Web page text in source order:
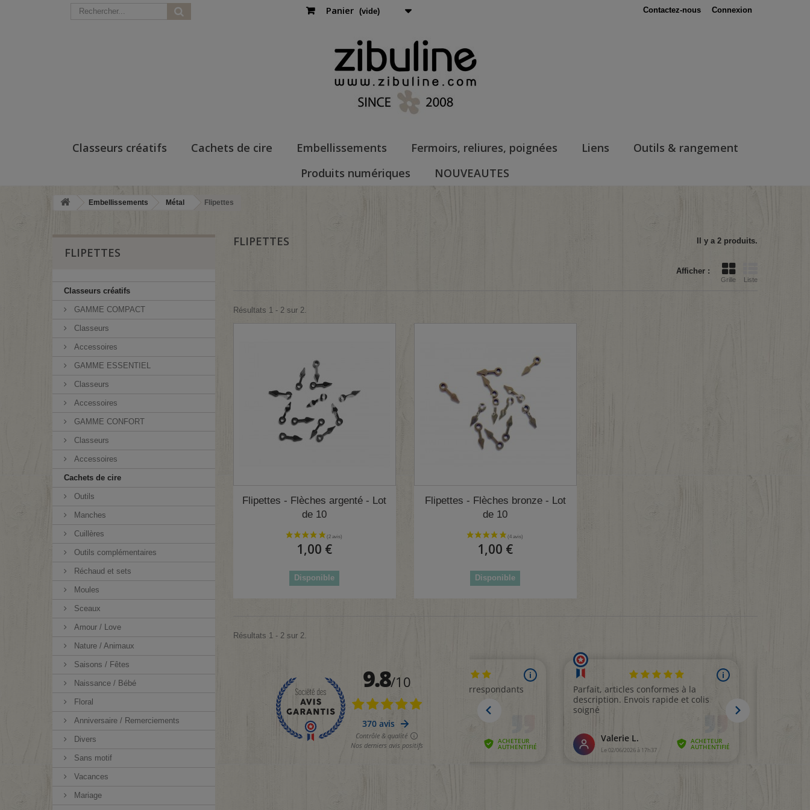
Connexion
Contactez-nous
Panier (vide)
Classeurs créatifs Cachets de cire Embellissements Fermoirs, reliures, poignées Liens
Outils & rangement
Produits numériques
NOUVEAUTES
Embellissements Métal Flipettes
FLIPETTES
Classeurs créatifs
GAMME COMPACT
Classeurs
Accessoires
GAMME ESSENTIEL
Classeurs
Accessoires
GAMME CONFORT
Classeurs
Accessoires
Cachets de cire
Outils
Manches
Cuillères
Outils complémentaires
Réchaud et sets
Moules
Sceaux
Amour / Love
Nature / Animaux
Saisons / Fêtes
Naissance / Bébé
Floral
Anniversaire / Remerciements
Divers
Sans motif
Vacances
Mariage
FLIPETTES Il y a 2 produits.
Afficher :
Grille Liste
Résultats 1 - 2 sur 2.
Flipettes - Flèches argenté - Lot
de 10
1,00 €
Disponible
Flipettes - Flèches bronze - Lot
de 10
1,00 €
Disponible
Résultats 1 - 2 sur 2.